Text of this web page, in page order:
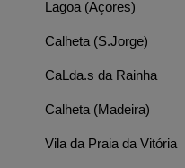
Lagoa (Açores)
Calheta (S.Jorge)
CaLda.s da Rainha
Calheta (Madeira)
Vila da Praia da Vitória